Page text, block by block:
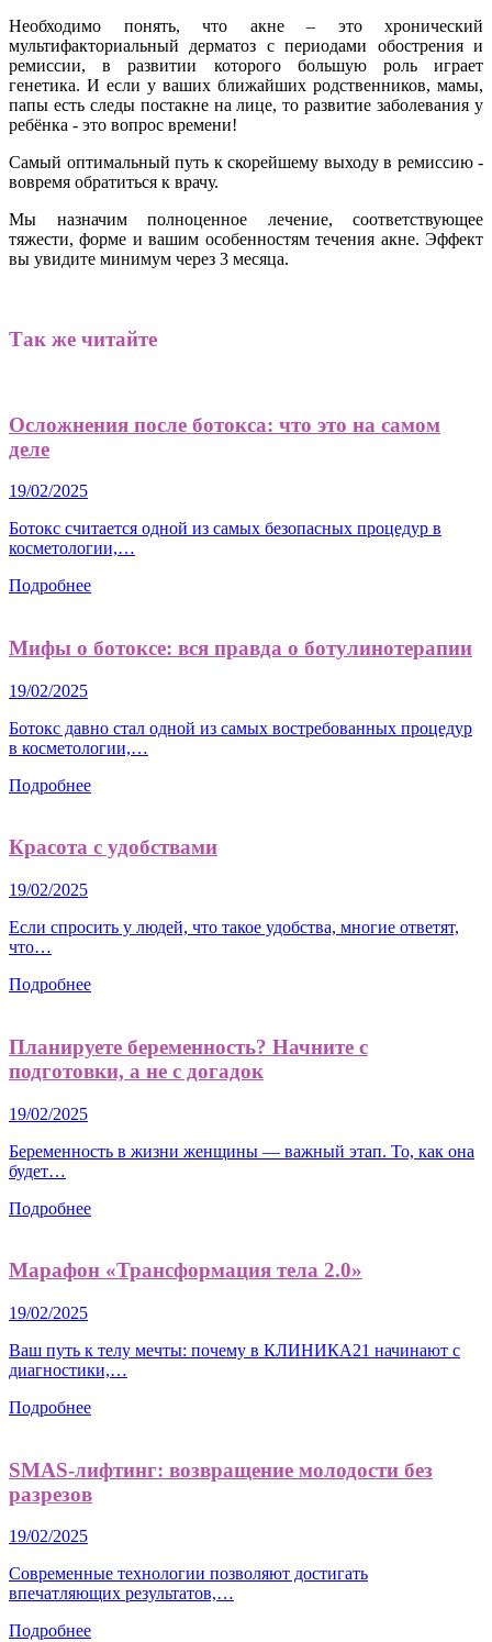
Необходимо понять, что акне – это хронический
мультифакториальный дерматоз с периодами обострения и
ремиссии, в развитии которого большую роль играет
генетика. И если у ваших ближайших родственников, мамы,
папы есть следы постакне на лице, то развитие заболевания у
ребёнка - это вопрос времени!
Самый оптимальный путь к скорейшему выходу в ремиссию -
вовремя обратиться к врачу.
Мы назначим полноценное лечение, соответствующее
тяжести, форме и вашим особенностям течения акне. Эффект
вы увидите минимум через 3 месяца.
Так же читайте
Осложнения после ботокса: что это на самом
деле
19/02/2025
Ботокс считается одной из самых безопасных процедур в
косметологии,…
Подробнее
Мифы о ботоксе: вся правда о ботулинотерапии
19/02/2025
Ботокс давно стал одной из самых востребованных процедур
в косметологии,…
Подробнее
Красота с удобствами
19/02/2025
Если спросить у людей, что такое удобства, многие ответят,
что…
Подробнее
Планируете беременность? Начните с
подготовки, а не с догадок
19/02/2025
Беременность в жизни женщины — важный этап. То, как она
будет…
Подробнее
Марафон «Трансформация тела 2.0»
19/02/2025
Ваш путь к телу мечты: почему в КЛИНИКА21 начинают с
диагностики,…
Подробнее
SMAS-лифтинг: возвращение молодости без
разрезов
19/02/2025
Современные технологии позволяют достигать
впечатляющих результатов,…
Подробнее